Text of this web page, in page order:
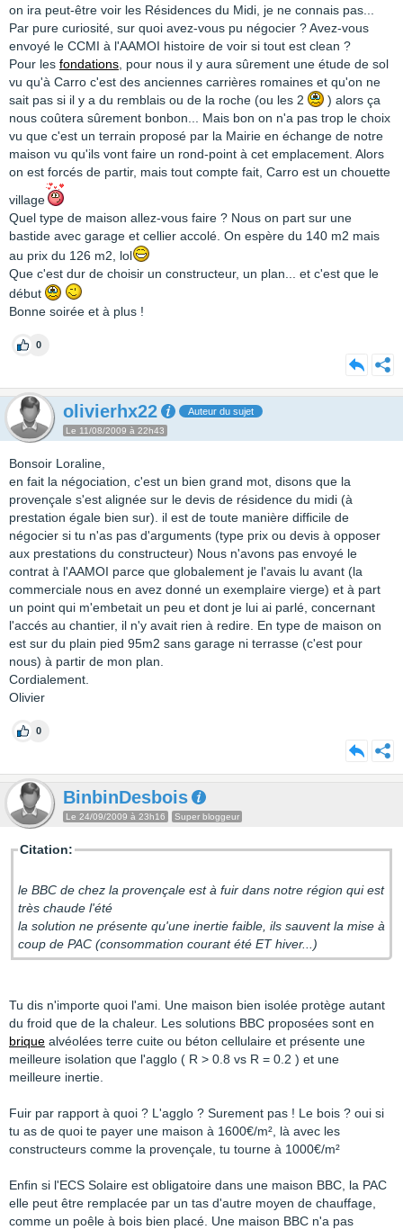
on ira peut-être voir les Résidences du Midi, je ne connais pas...
Par pure curiosité, sur quoi avez-vous pu négocier ? Avez-vous
envoyé le CCMI à l'AAMOI histoire de voir si tout est clean ?
Pour les fondations , pour nous il y aura sûrement une étude de sol
vu qu'à Carro c'est des anciennes carrières romaines et qu'on ne
sait pas si il y a du remblais ou de la roche (ou les 2
) alors ça
nous coûtera sûrement bonbon... Mais bon on n'a pas trop le choix
vu que c'est un terrain proposé par la Mairie en échange de notre
maison vu qu'ils vont faire un rond-point à cet emplacement. Alors
on est forcés de partir, mais tout compte fait, Carro est un chouette
village
Quel type de maison allez-vous faire ? Nous on part sur une
bastide avec garage et cellier accolé. On espère du 140 m2 mais
au prix du 126 m2, lol
Que c'est dur de choisir un constructeur, un plan... et c'est que le
début
Bonne soirée et à plus !
0
olivierhx22 Auteur du sujet
Le 11/08/2009 à 22h43
Bonsoir Loraline,
en fait la négociation, c'est un bien grand mot, disons que la
provençale s'est alignée sur le devis de résidence du midi (à
prestation égale bien sur). il est de toute manière difficile de
négocier si tu n'as pas d'arguments (type prix ou devis à opposer
aux prestations du constructeur) Nous n'avons pas envoyé le
contrat à l'AAMOI parce que globalement je l'avais lu avant (la
commerciale nous en avez donné un exemplaire vierge) et à part
un point qui m'embetait un peu et dont je lui ai parlé, concernant
l'accés au chantier, il n'y avait rien à redire. En type de maison on
est sur du plain pied 95m2 sans garage ni terrasse (c'est pour
nous) à partir de mon plan.
Cordialement.
Olivier
0
BinbinDesbois
Le 24/09/2009 à 23h16 Super bloggeur
Citation:
le BBC de chez la provençale est à fuir dans notre région qui est
très chaude l'été
la solution ne présente qu'une inertie faible, ils sauvent la mise à
coup de PAC (consommation courant été ET hiver...)
Tu dis n'importe quoi l'ami. Une maison bien isolée protège autant
du froid que de la chaleur. Les solutions BBC proposées sont en
brique alvéolées terre cuite ou béton cellulaire et présente une
meilleure isolation que l'agglo ( R > 0.8 vs R = 0.2 ) et une
meilleure inertie.
Fuir par rapport à quoi ? L'agglo ? Surement pas ! Le bois ? oui si
tu as de quoi te payer une maison à 1600€/m², là avec les
constructeurs comme la provençale, tu tourne à 1000€/m²
Enfin si l'ECS Solaire est obligatoire dans une maison BBC, la PAC
elle peut être remplacée par un tas d'autre moyen de chauffage,
comme un poêle à bois bien placé. Une maison BBC n'a pas